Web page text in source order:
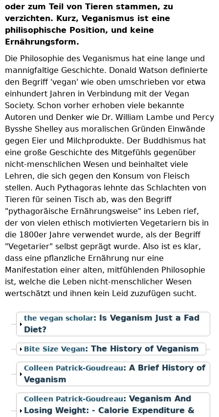
oder zum Teil von Tieren stammen, zu
verzichten. Kurz, Veganismus ist eine
philisophische Position, und keine
Ernährungsform.
Die Philosophie des Veganismus hat eine lange und
mannigfaltige Geschichte. Donald Watson definierte
den Begriff 'vegan' wie oben umschrieben vor etwa
einhundert Jahren in Verbindung mit der Vegan
Society. Schon vorher erhoben viele bekannte
Autoren und Denker wie Dr. William Lambe und Percy
Bysshe Shelley aus moralischen Gründen Einwände
gegen Eier und Milchprodukte. Der Buddhismus hat
eine große Geschichte des Mitgefühls gegenüber
nicht-menschlichen Wesen und beinhaltet viele
Lehren, die sich gegen den Konsum von Fleisch
stellen. Auch Pythagoras lehnte das Schlachten von
Tieren für seinen Tisch ab, was den Begriff
"pythagoräische Ernährungsweise" ins Leben rief,
der von vielen ethisch motivierten Vegetariern bis in
die 1800er Jahre verwendet wurde, als der Begriff
"Vegetarier" selbst geprägt wurde. Also ist es klar,
dass eine pflanzliche Ernährung nur eine
Manifestation einer alten, mitfühlenden Philosophie
ist, welche die Leben nicht-menschlicher Wesen
wertschätzt und ihnen kein Leid zuzufügen sucht.
Anzeigen
the vegan scholar: Is Veganism Just a Fad
Diet?
Anzeigen
Bite Size Vegan: The History of Veganism
Anzeigen
Colleen Patrick-Goudreau: A Brief History of
Veganism
Anzeigen
Colleen Patrick-Goudreau: Veganism And
Losing Weight: - Calorie Expenditure &